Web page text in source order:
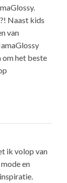
Naast kids
van
om het beste
ik volop van
en